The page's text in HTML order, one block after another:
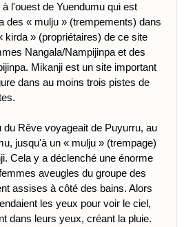
l'ouest de Yuendumu qui est
des « mulju » (trempements) dans
kirda » (propriétaires) de ce site
Nangala/Nampijinpa et des
Mikanji est un site important
dans au moins trois pistes de
du Rêve voyageait de Puyurru, au
jusqu'à un « mulju » (trempage)
Cela y a déclenché une énorme
aveugles du groupe des
assises à côté des bains. Alors
les yeux pour voir le ciel,
dans leurs yeux, créant la pluie.